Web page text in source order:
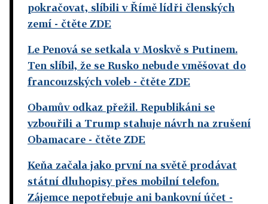
pokračovat, slíbili v Římě lídři členských
zemí - čtěte ZDE
Le Penová se setkala v Moskvě s Putinem.
Ten slíbil, že se Rusko nebude vměšovat do
francouzských voleb - čtěte ZDE
Obamův odkaz přežil. Republikáni se
vzbouřili a Trump stahuje návrh na zrušení
Obamacare - čtěte ZDE
Keňa začala jako první na světě prodávat
státní dluhopisy přes mobilní telefon.
Zájemce nepotřebuje ani bankovní účet -